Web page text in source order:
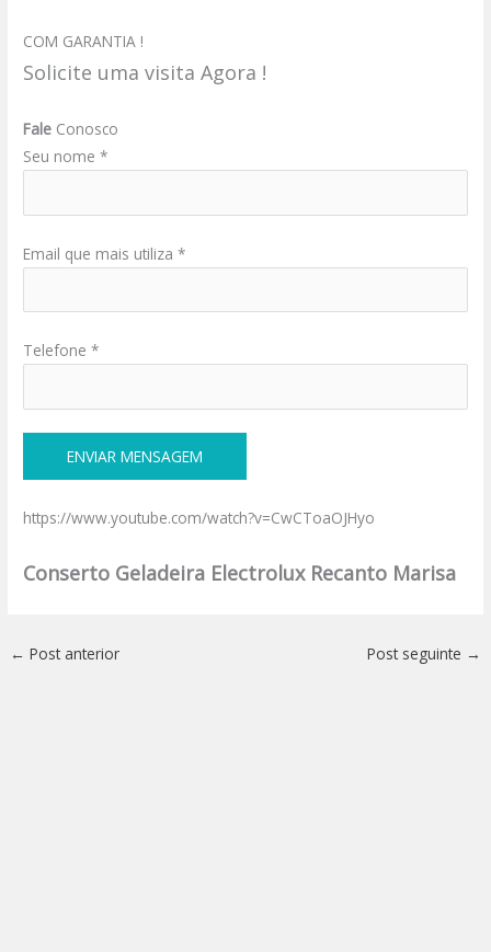
COM GARANTIA !
Solicite uma visita Agora !
Fale Conosco
Seu nome *
Email que mais utiliza *
Telefone *
https://www.youtube.com/watch?v=CwCToaOJHyo
Conserto Geladeira Electrolux Recanto Marisa
← Post anterior Post seguinte →